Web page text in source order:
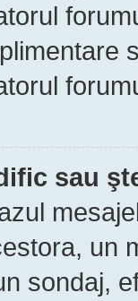
sau
un
sondaj,